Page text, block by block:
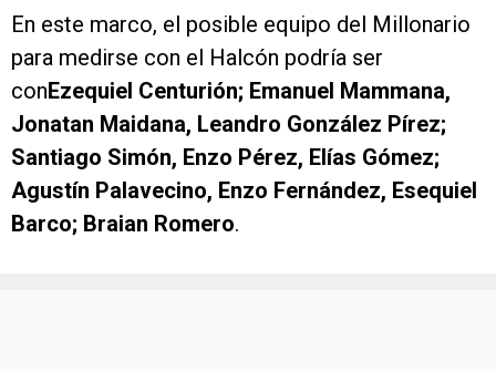
En este marco, el posible equipo del Millonario
para medirse con el Halcón podría ser
conEzequiel Centurión; Emanuel Mammana,
Jonatan Maidana, Leandro González Pírez;
Santiago Simón, Enzo Pérez, Elías Gómez;
Agustín Palavecino, Enzo Fernández, Esequiel
Barco; Braian Romero.